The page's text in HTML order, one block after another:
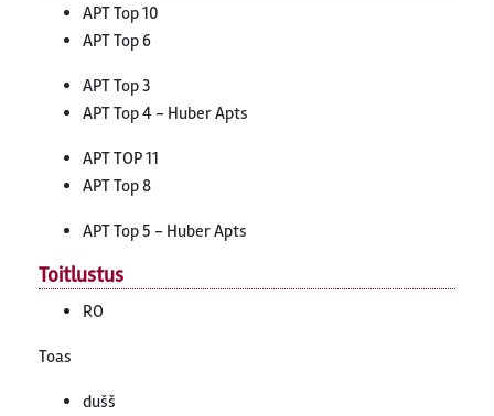
APT Top 10
APT Top 6
APT Top 3
APT Top 4 - Huber Apts
APT TOP 11
APT Top 8
APT Top 5 - Huber Apts
Toitlustus
RO
Toas
dušš